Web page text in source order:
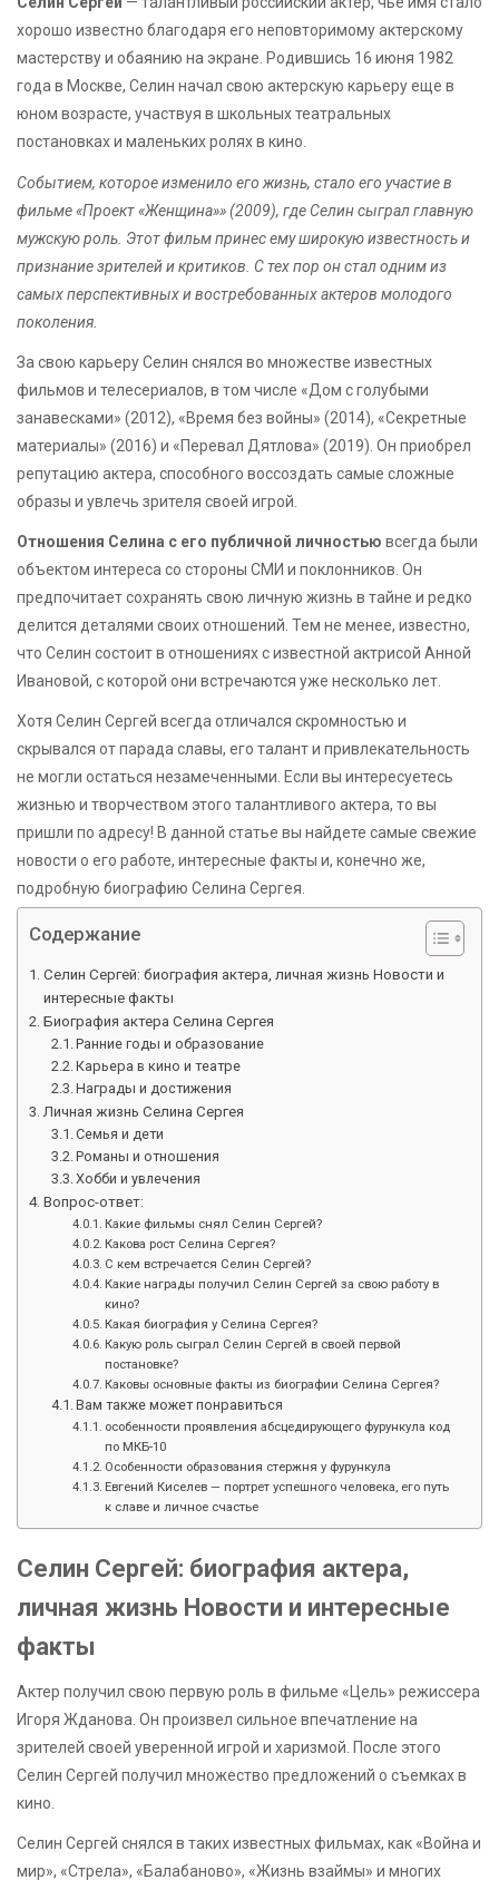
хорошо известно благодаря его неповторимому актерскому
мастерству и обаянию на экране. Родившись 16 июня 1982
года в Москве, Селин начал свою актерскую карьеру еще в
юном возрасте, участвуя в школьных театральных
постановках и маленьких ролях в кино.
Событием, которое изменило его жизнь, стало его участие в
фильме «Проект «Женщина»» (2009), где Селин сыграл главную
мужскую роль. Этот фильм принес ему широкую известность и
признание зрителей и критиков. С тех пор он стал одним из
самых перспективных и востребованных актеров молодого
поколения.
За свою карьеру Селин снялся во множестве известных
фильмов и телесериалов, в том числе «Дом с голубыми
занавесками» (2012), «Время без войны» (2014), «Секретные
материалы» (2016) и «Перевал Дятлова» (2019). Он приобрел
репутацию актера, способного воссоздать самые сложные
образы и увлечь зрителя своей игрой.
Отношения Селина с его публичной личностью всегда были
объектом интереса со стороны СМИ и поклонников. Он
предпочитает сохранять свою личную жизнь в тайне и редко
делится деталями своих отношений. Тем не менее, известно,
что Селин состоит в отношениях с известной актрисой Анной
Ивановой, с которой они встречаются уже несколько лет.
Хотя Селин Сергей всегда отличался скромностью и
скрывался от парада славы, его талант и привлекательность
не могли остаться незамеченными. Если вы интересуетесь
жизнью и творчеством этого талантливого актера, то вы
пришли по адресу! В данной статье вы найдете самые свежие
новости о его работе, интересные факты и, конечно же,
подробную биографию Селина Сергея.
Содержание
Селин Сергей: биография актера, личная жизнь Новости и
интересные факты
Биография актера Селина Сергея
Ранние годы и образование
Карьера в кино и театре
Награды и достижения
Личная жизнь Селина Сергея
Семья и дети
Романы и отношения
Хобби и увлечения
Вопрос-ответ:
Какие фильмы снял Селин Сергей?
Какова рост Селина Сергея?
С кем встречается Селин Сергей?
Какие награды получил Селин Сергей за свою работу в
кино?
Какая биография у Селина Сергея?
Какую роль сыграл Селин Сергей в своей первой
постановке?
Каковы основные факты из биографии Селина Сергея?
Вам также может понравиться
особенности проявления абсцедирующего фурункула код
по МКБ-10
Особенности образования стержня у фурункула
Евгений Киселев — портрет успешного человека, его путь
к славе и личное счастье
Селин Сергей: биография актера,
личная жизнь Новости и интересные
факты
Актер получил свою первую роль в фильме «Цель» режиссера
Игоря Жданова. Он произвел сильное впечатление на
зрителей своей уверенной игрой и харизмой. После этого
Селин Сергей получил множество предложений о съемках в
кино.
Селин Сергей снялся в таких известных фильмах, как «Война и
мир», «Стрела», «Балабаново», «Жизнь взаймы» и многих